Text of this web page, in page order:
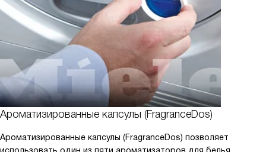
Ароматизированные капсулы (FragranceDos)
Ароматизированные капсулы (FragranceDos) позволяет